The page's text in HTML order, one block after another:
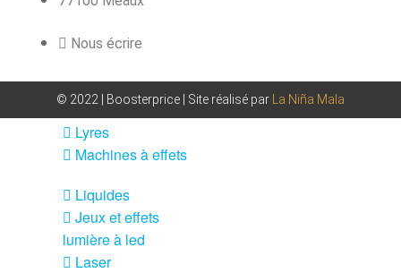
Projecteurs LED
éclairage
Contrôle DMX
Lyres
Machines à effets
Liquides
Jeux et effets
lumière à led
Laser
Nous écrire
© 2022 | Boosterprice | Site réalisé par La Niña Mala